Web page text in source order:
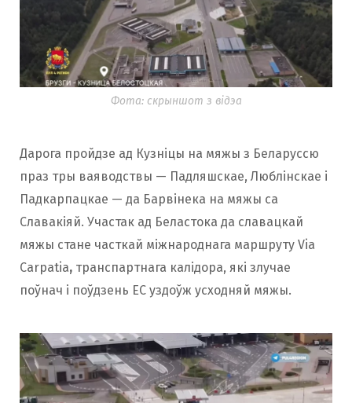
Фота: скрыншот з відэа
Дарога пройдзе ад Кузніцы на мяжы з Беларуссю
праз тры ваяводствы — Падляшскае, Люблінскае і
Падкарпацкае — да Барвінека на мяжы са
Славакіяй. Участак ад Беластока да славацкай
мяжы стане часткай міжнароднага маршруту Via
Carpatia, транспартнага калідора, які злучае
поўнач і поўдзень ЕС уздоўж усходняй мяжы.